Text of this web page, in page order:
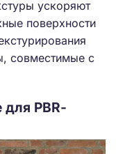
ускоряют
поверхности
совместимые с
PBR-